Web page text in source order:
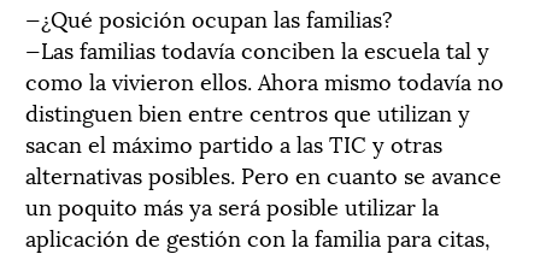
—¿Qué posición ocupan las familias?
—Las familias todavía conciben la escuela tal y
como la vivieron ellos. Ahora mismo todavía no
distinguen bien entre centros que utilizan y
sacan el máximo partido a las TIC y otras
alternativas posibles. Pero en cuanto se avance
un poquito más ya será posible utilizar la
aplicación de gestión con la familia para citas,